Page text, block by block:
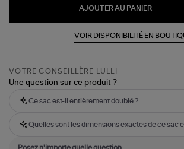
AJOUTER AU PANIER
VOIR DISPONIBILITÉ EN
VOTRE CONSEILLÈRE LULLI
Une question sur ce produit ?
Ce sac est-il entièrement doublé ?
Quelles sont les dimensions exactes de ce sac